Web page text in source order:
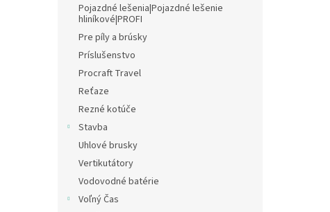
Pojazdné lešenia|Pojazdné lešenie
hliníkové|PROFI
Pre píly a brúsky
Príslušenstvo
Procraft Travel
Reťaze
Rezné kotúče
Stavba
Uhlové brusky
Vertikutátory
Vodovodné batérie
Voľný Čas